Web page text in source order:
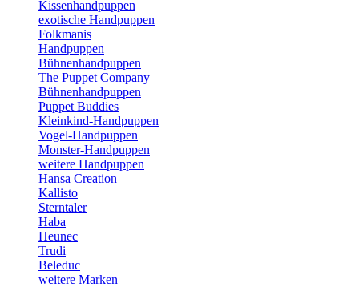
Kissenhandpuppen
exotische Handpuppen
Folkmanis
Handpuppen
Bühnenhandpuppen
The Puppet Company
Bühnenhandpuppen
Puppet Buddies
Kleinkind-Handpuppen
Vogel-Handpuppen
Monster-Handpuppen
weitere Handpuppen
Hansa Creation
Kallisto
Sterntaler
Haba
Heunec
Trudi
Beleduc
weitere Marken